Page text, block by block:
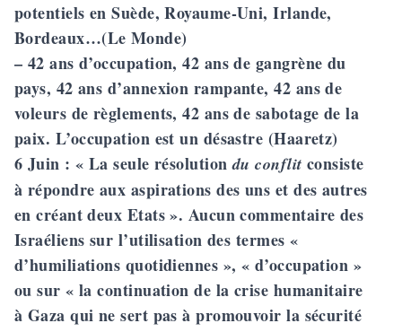
potentiels en Suède, Royaume-Uni, Irlande,
Bordeaux…(Le Monde)
– 42 ans d’occupation, 42 ans de gangrène du
pays, 42 ans d’annexion rampante, 42 ans de
voleurs de règlements, 42 ans de sabotage de la
paix. L’occupation est un désastre (Haaretz)
6 Juin : « La seule résolutiondu conflit consiste
à répondre aux aspirations des uns et des autres
en créant deux Etats ». Aucun commentaire des
Israéliens sur l’utilisation des termes «
d’humiliations quotidiennes », « d’occupation »
ou sur « la continuation de la crise humanitaire
à Gaza qui ne sert pas à promouvoir la sécurité